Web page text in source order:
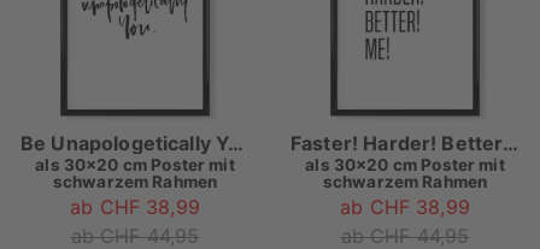
Be Unapologetically You
als 30x20 cm Poster mit
schwarzem Rahmen
ab CHF 38,99
ab CHF 44,95
Faster! Harder! Better! Me!
als 30x20 cm Poster mit
schwarzem Rahmen
ab CHF 38,99
ab CHF 44,95